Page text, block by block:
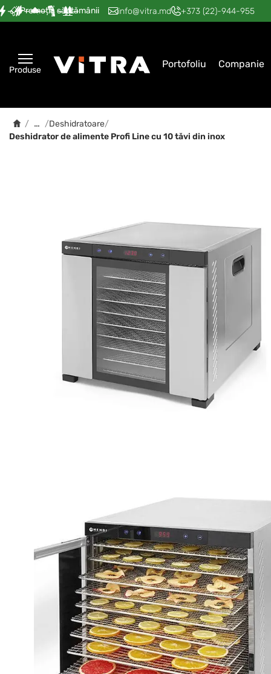
Promoția săptămânii
— — — — — info@vitra.md +373 (22)-944-955
Produse Portofoliu Companie
/ … /Deshidratoare/
Deshidrator de alimente Profi Line cu 10 tăvi din inox